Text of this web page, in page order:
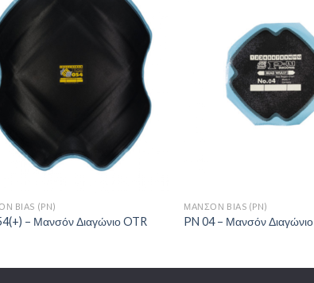
Πρόσθήκη
στην λίστα
επιθυμιών
BIAS (PN)
– Μανσόν Διαγώνιο OTR
ΜΑΝΣΌΝ BIAS (PN)
PN 04 – Μανσόν Διαγώνιο